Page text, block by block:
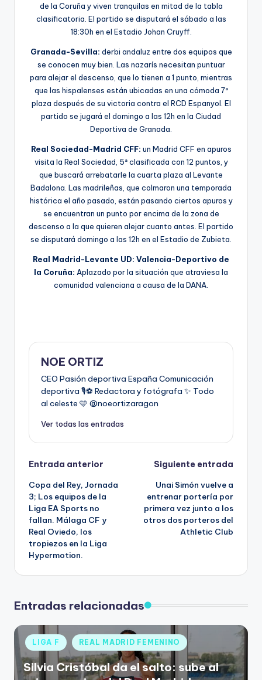
de la Coruña y viven tranquilas en mitad de la tabla
clasificatoria. El partido se disputará el sábado a las
18:30h en el Estadio Johan Cruyff.
Granada-Sevilla: derbi andaluz entre dos equipos que
se conocen muy bien. Las nazarís necesitan puntuar
para alejar el descenso, que lo tienen a 1 punto, mientras
que las hispalenses están ubicadas en una cómoda 7ª
plaza después de su victoria contra el RCD Espanyol. El
partido se jugará el domingo a las 12h en la Ciudad
Deportiva de Granada.
Real Sociedad-Madrid CFF: un Madrid CFF en apuros
visita la Real Sociedad, 5ª clasificada con 12 puntos, y
que buscará arrebatarle la cuarta plaza al Levante
Badalona. Las madrileñas, que colmaron una temporada
histórica el año pasado, están pasando ciertos apuros y
se encuentran un punto por encima de la zona de
descenso a la que quieren alejar cuanto antes. El partido
se disputará domingo a las 12h en el Estadio de Zubieta.
Real Madrid-Levante UD: Valencia-Deportivo de
la Coruña: Aplazado por la situación que atraviesa la
comunidad valenciana a causa de la DANA.
NOE ORTIZ
CEO Pasión deportiva España Comunicación
deportiva 🎙️⚽️ Redactora y fotógrafa ✨ Todo
al celeste 🩵 @noeortizaragon
Ver todas las entradas
Entrada anterior
Copa del Rey, Jornada
3; Los equipos de la
Liga EA Sports no
fallan. Málaga CF y
Real Oviedo, los
tropiezos en la Liga
Hypermotion.
Siguiente entrada
Unai Simón vuelve a
entrenar portería por
primera vez junto a los
otros dos porteros del
Athletic Club
Entradas relacionadas
LIGA F REAL MADRID FEMENINO
Silvia Cristóbal da el salto: sube al